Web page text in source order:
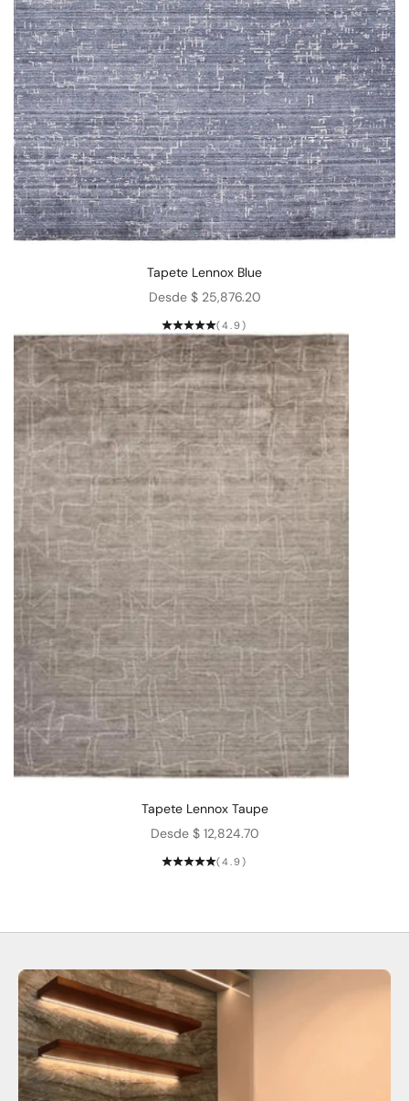
Tapete Lennox Blue
Precio de oferta
Desde $ 25,876.20
(4.9)
Tapete Lennox Taupe
Precio de oferta
Desde $ 12,824.70
(4.9)